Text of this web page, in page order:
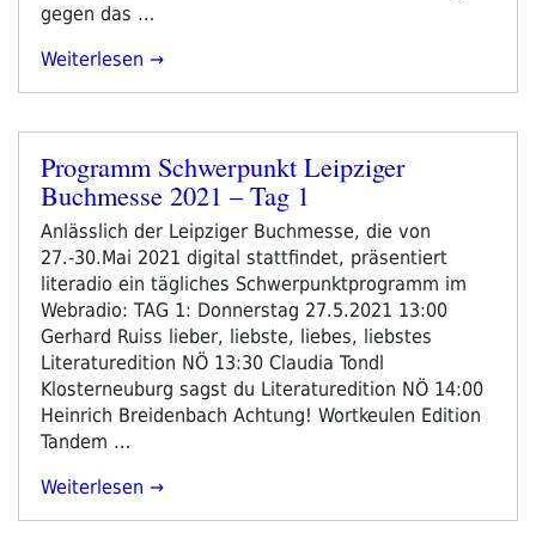
gegen das …
„Programm
Buchmesse
2021
–
4“
Weiterlesen
Veröffentlicht
am
Programm Schwerpunkt Leipziger
Buchmesse 2021 – Tag 1
Anlässlich der Leipziger Buchmesse, die von
27.-30.Mai 2021 digital stattfindet, präsentiert
literadio ein tägliches Schwerpunktprogramm im
Webradio: TAG 1: Donnerstag 27.5.2021 13:00
Gerhard Ruiss lieber, liebste, liebes, liebstes
Literaturedition NÖ 13:30 Claudia Tondl
Klosterneuburg sagst du Literaturedition NÖ 14:00
Heinrich Breidenbach Achtung! Wortkeulen Edition
Tandem …
„Programm
Weiterlesen